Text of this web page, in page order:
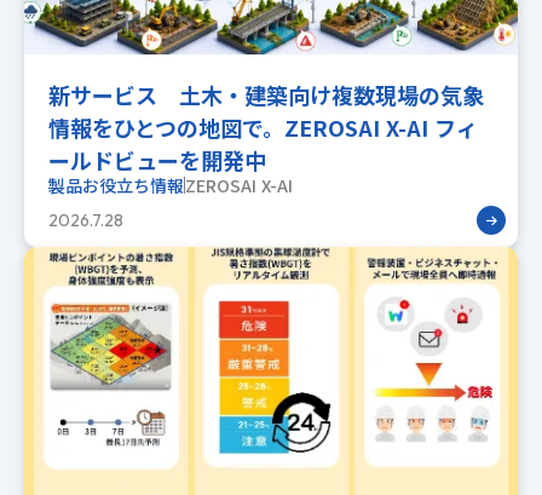
新サービス 土木・建築向け複数現場の気象
情報をひとつの地図で。ZEROSAI X-AI フィ
ールドビューを開発中
製品お役立ち情報ZEROSAI X-AI
2026.7.28